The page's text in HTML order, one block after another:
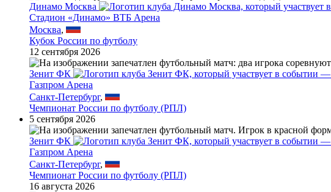
Динамо Москва
Стадион «Динамо» ВТБ Арена
Москва,
Кубок России по футболу
12 сентября 2026
Зенит ФК —
Газпром Арена
Санкт-Петербург,
Чемпионат России по футболу (РПЛ)
5 сентября 2026
Зенит ФК —
Газпром Арена
Санкт-Петербург,
Чемпионат России по футболу (РПЛ)
16 августа 2026